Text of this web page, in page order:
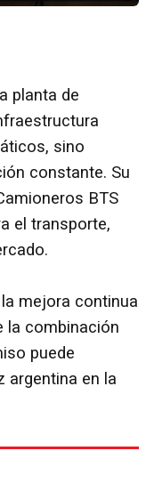
planta de
sino
constante. Su
BTS
el transporte,
mejora continua
la combinación
puede
argentina en la